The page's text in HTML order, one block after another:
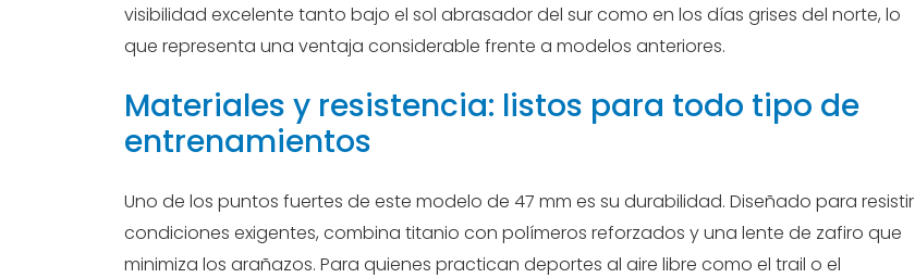
visibilidad excelente tanto bajo el sol abrasador del sur como en los días grises del norte, lo
que representa una ventaja considerable frente a modelos anteriores.
Materiales y resistencia: listos para todo tipo de
entrenamientos
Uno de los puntos fuertes de este modelo de 47 mm es su durabilidad. Diseñado para resistir
condiciones exigentes, combina titanio con polímeros reforzados y una lente de zafiro que
minimiza los arañazos. Para quienes practican deportes al aire libre como el trail o el